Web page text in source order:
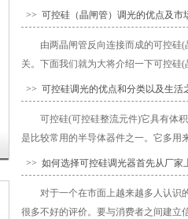
>> 可控硅（晶闸管）调光的优点及市
由两晶闸管反向连接而成的可控硅
关。下面我们就为大将介绍一下可控硅
>> 可控硅调光的优点和分类以及生活
可控硅(可控硅整流元件)它具有体
是比较常用的半导体器件之一。它多用
>> 如何选择可控硅调光器首先从厂家
对于一个在市面上越来越多人认识
很多不好的评价。要与消费者之间建立